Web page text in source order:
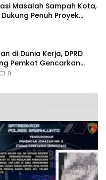
Masalah Sampah Kota,
Penuh Proyek
di Dunia Kerja, DPRD
Pemkot Gencarkan
0